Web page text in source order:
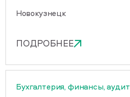
Новокузнецк
ПОДРОБНЕЕ
Бухгалтерия, финансы, аудит